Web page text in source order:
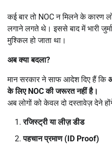
कई बार तो NOC न मिलने के कारण
लगाने लगते थे। इससे बाद में भारी
मुश्किल हो जाता था।
अब क्या बदला?
मान सरकार ने साफ आदेश दिए हैं कि
के लिए NOCकी जरूरत नहीं है।
अब लोगों को केवल दो दस्तावेज़ देने
रजिस्ट्री या लीज़ डीड
पहचान प्रमाण (ID Proof)